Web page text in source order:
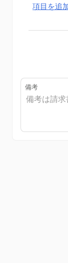
項目を追
備考